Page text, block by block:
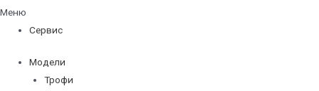
Меню
Сервис
Модели
Трофи